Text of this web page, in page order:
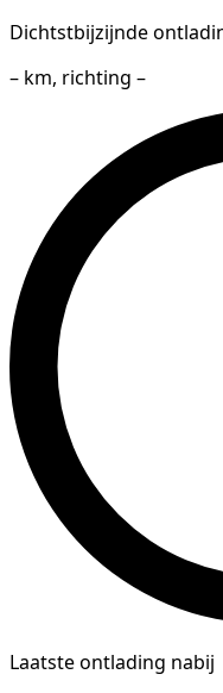
Dichtstbijzijnde
– km, richting –
Laatste ontlading nabij